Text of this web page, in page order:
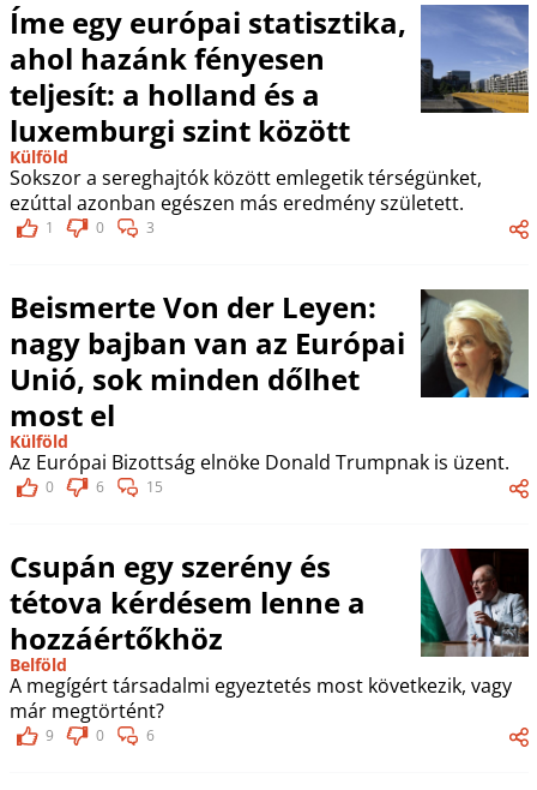
Íme egy európai statisztika,
ahol hazánk fényesen
teljesít: a holland és a
luxemburgi szint között
Külföld
Sokszor a sereghajtók között emlegetik térségünket,
ezúttal azonban egészen más eredmény született.
1 0 3
Beismerte Von der Leyen:
nagy bajban van az Európai
Unió, sok minden dőlhet
most el
Külföld
Az Európai Bizottság elnöke Donald Trumpnak is üzent.
0 6 15
Csupán egy szerény és
tétova kérdésem lenne a
hozzáértőkhöz
Belföld
A megígért társadalmi egyeztetés most következik, vagy
már megtörtént?
9 0 6